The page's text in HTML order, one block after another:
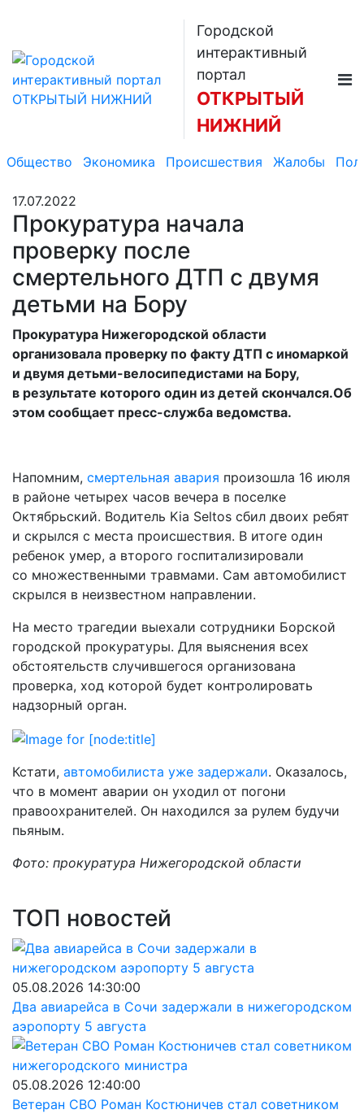
Городской
интерактивный
портал
ОТКРЫТЫЙ
НИЖНИЙ
Общество Экономика Происшествия Жалобы
17.07.2022
Прокуратура начала
проверку после
смертельного ДТП с двумя
детьми на Бору
Прокуратура Нижегородской области
организовала проверку по факту ДТП с иномаркой
и двумя детьми-велосипедистами на Бору,
в результате которого один из детей скончался.Об
этом сообщает пресс-служба ведомства.
Напомним, смертельная авария произошла 16 июля
в районе четырех часов вечера в поселке
Октябрьский. Водитель Kia Seltos сбил двоих ребят
и скрылся с места происшествия. В итоге один
ребенок умер, а второго госпитализировали
со множественными травмами. Сам автомобилист
скрылся в неизвестном направлении.
На место трагедии выехали сотрудники Борской
городской прокуратуры. Для выяснения всех
обстоятельств случившегося организована
проверка, ход которой будет контролировать
надзорный орган.
Кстати, автомобилиста уже задержали. Оказалось,
что в момент аварии он уходил от погони
правоохранителей. Он находился за рулем будучи
пьяным.
Фото: прокуратура Нижегородской области
ТОП новостей
05.08.2026 14:30:00
Два авиарейса в Сочи задержали в нижегородском
аэропорту 5 августа
05.08.2026 12:40:00
Ветеран СВО Роман Костюничев стал советником